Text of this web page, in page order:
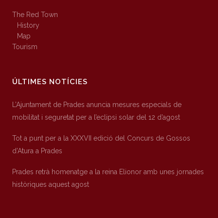
The Red Town
History
Map
Tourism
ÚLTIMES NOTÍCIES
L’Ajuntament de Prades anuncia mesures especials de
mobilitat i seguretat per a l’eclipsi solar del 12 d’agost
Tot a punt per a la XXXVII edició del Concurs de Gossos
d’Atura a Prades
Prades retrà homenatge a la reina Elionor amb unes jornades
històriques aquest agost